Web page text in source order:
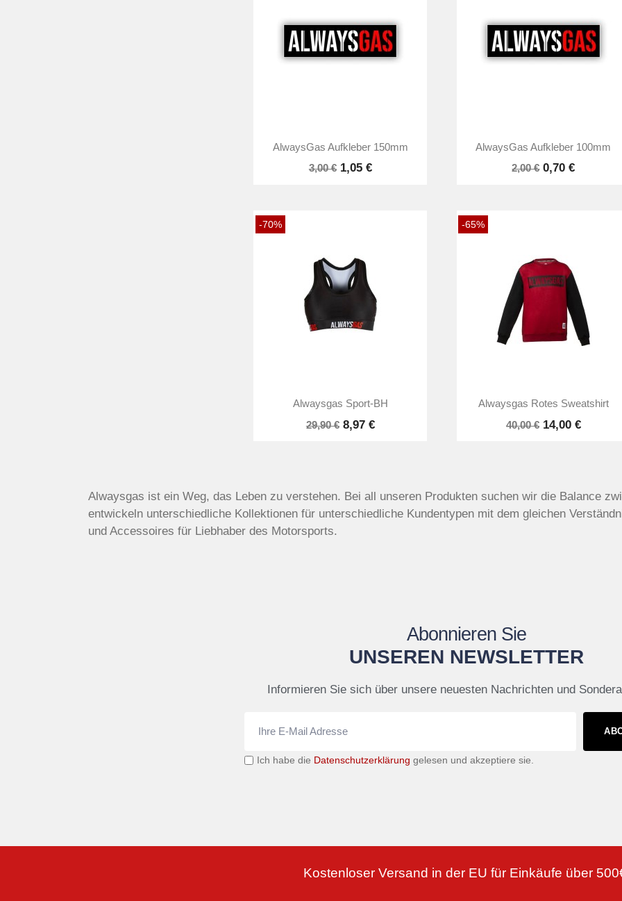
Vorschau
AlwaysGas Aufkleber 150mm
3,00 € 1,05 €
Vorschau
AlwaysGas Aufkleber 100mm
2,00 € 0,70 €
-70%
Vorschau
Alwaysgas Sport-BH
29,90 € 8,97 €
-65%
Vorschau
Alwaysgas Rotes Sweatshirt
40,00 € 14,00 €
Alwaysgas ist ein Weg, das Leben zu verstehen. Bei all unseren Produkten suchen wir die Balance
entwickeln unterschiedliche Kollektionen für unterschiedliche Kundentypen mit dem gleichen
und Accessoires für Liebhaber des Motorsports.
Abonnieren Sie
UNSEREN NEWSLETTER
Informieren Sie sich über unsere neuesten Nachrichten und
Ich habe die Datenschutzerklärung gelesen und akzeptiere sie.
Kostenloser Versand in der EU für Einkäufe über